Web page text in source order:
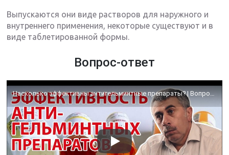
Выпускаются они виде растворов для наружного и
внутреннего применения, некоторые существуют и в
виде таблетированной формы.
Вопрос-ответ
Насколько эффективны антигельминтные препараты? | Вопрос Доктору